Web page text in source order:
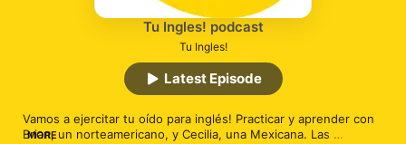
Tu Ingles! podcast
Tu Ingles!
Vamos a ejercitar tu oído para inglés! Practicar y aprender con
Brian, un norteamericano, y Cecilia, una Mexicana. Las
MORE
Latest Episode